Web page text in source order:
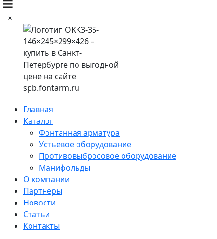
×
Главная
Каталог
Фонтанная арматура
Устьевое оборудование
Противовыбросовое оборудование
Манифольды
О компании
Партнеры
Новости
Статьи
Контакты